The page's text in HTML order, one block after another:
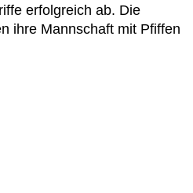
erfolgreich ab. Die
ihre Mannschaft mit Pfiffen